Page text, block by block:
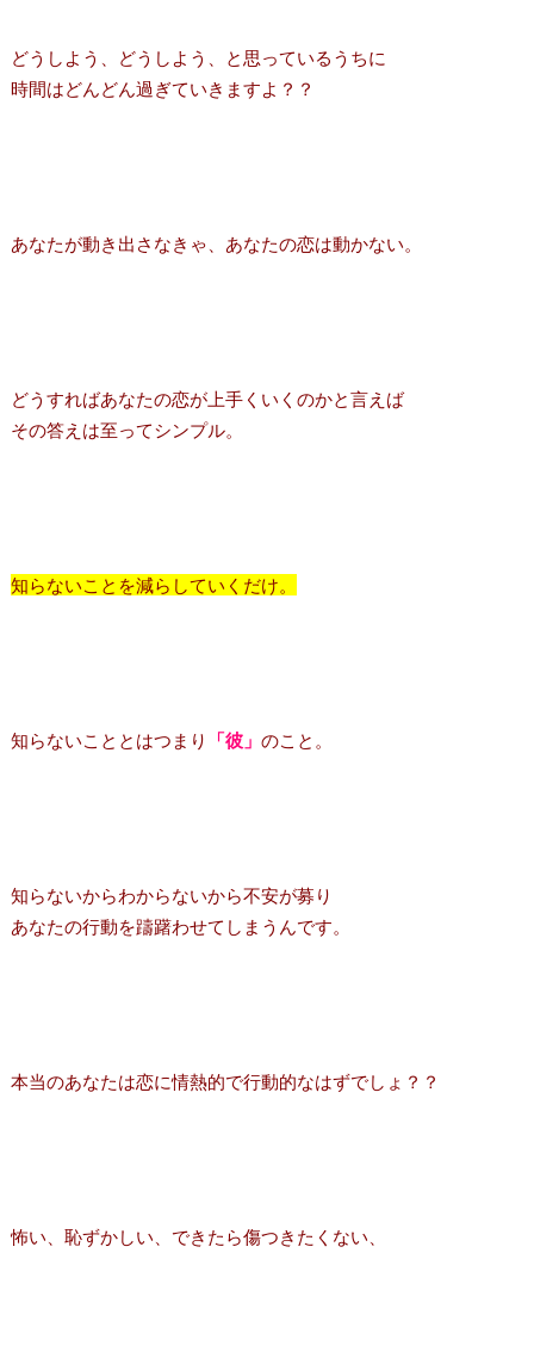
どうしよう、どうしよう、と思っているうちに
時間はどんどん過ぎていきますよ？？
あなたが動き出さなきゃ、あなたの恋は動かない。
どうすればあなたの恋が上手くいくのかと言えば
その答えは至ってシンプル。
知らないことを減らしていくだけ。
知らないこととはつまり 「彼」 のこと。
知らないからわからないから不安が募り
あなたの行動を躊躇わせてしまうんです。
本当のあなたは恋に情熱的で行動的なはずでしょ？？
怖い、恥ずかしい、できたら傷つきたくない、